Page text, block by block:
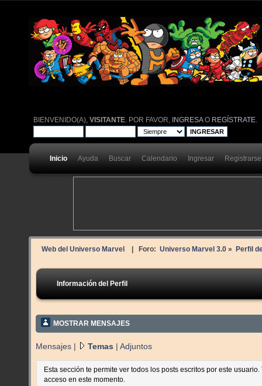
BIENVENIDO(A),VISITANTE . POR FAVOR, INGRESAO REGÍSTRATE
Inicio Ayuda Buscar Calendario Ingresar Registrarse
Web del Universo Marvel | Foro: Universo Marvel 3.0» Perfil
Información del Perfil
MOSTRAR MENSAJES
Mensajes | Temas | Adjuntos
Esta sección te permite ver todos los posts escritos por este
acceso en este momento.